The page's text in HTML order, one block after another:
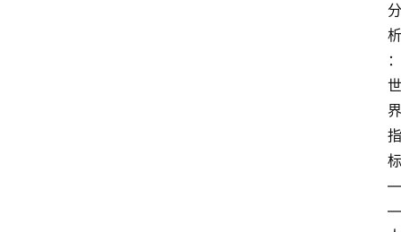
分
析
：
世
界
指
标
—
—